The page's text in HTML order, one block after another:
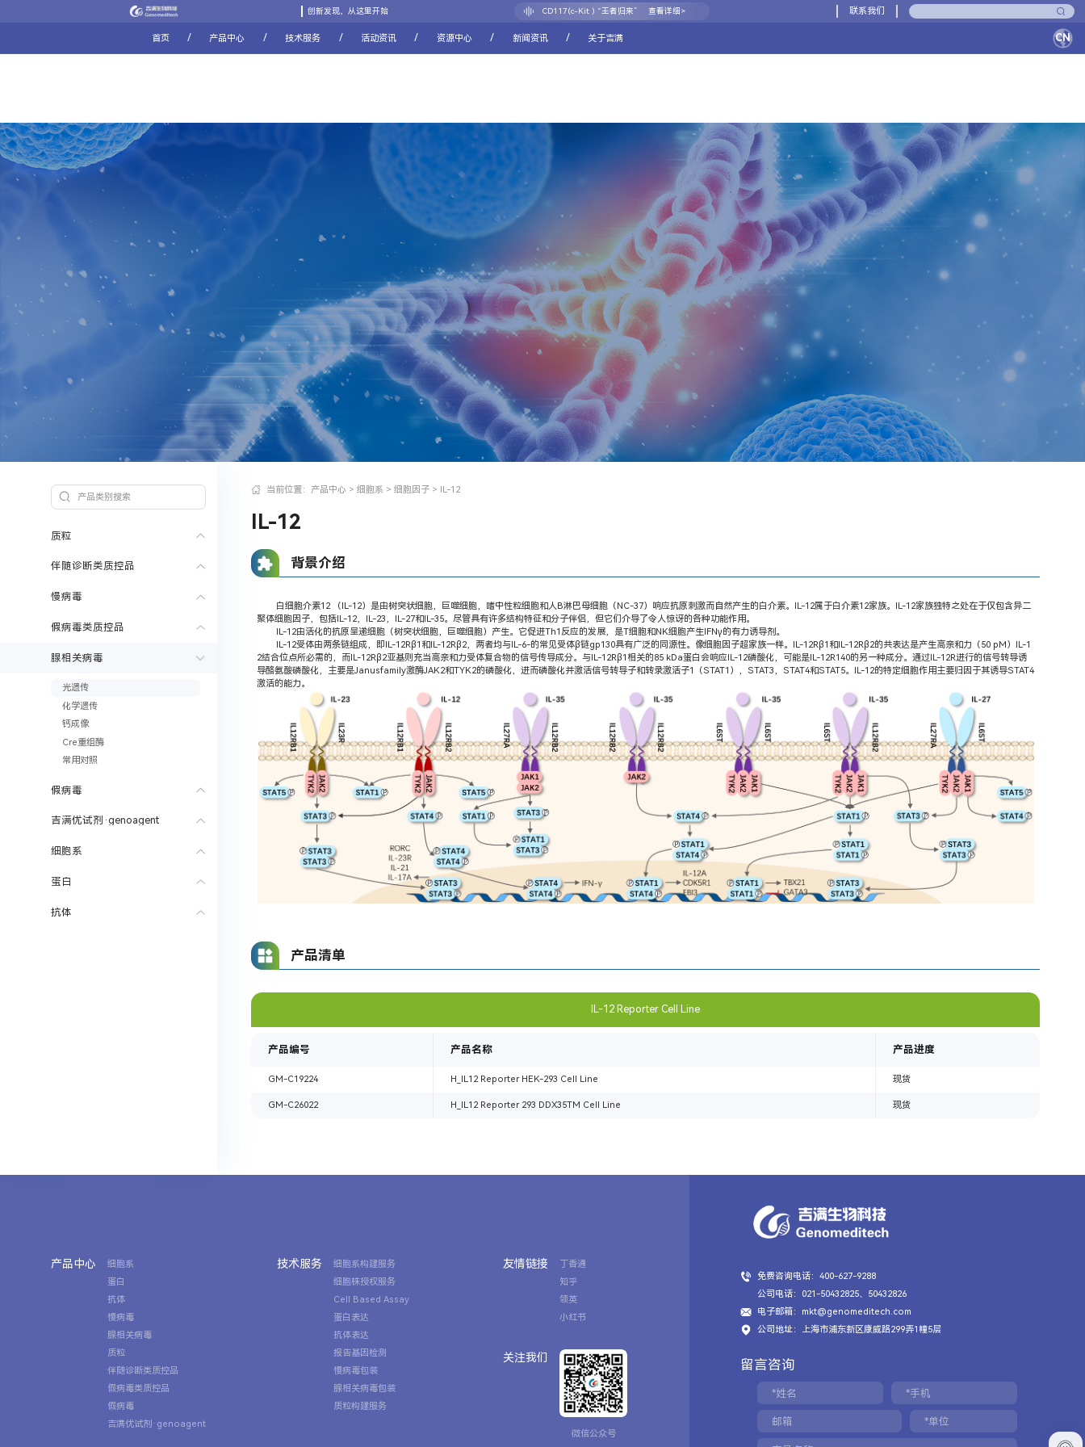
创新发现，从这里开始 CD117(c-Kit ) “王者归来”
查看详细>
联系我们
首页 / 产品中心 / 技术服务 / 活动资讯 / 资源中心 / 新闻资讯 / 关于吉满 CN
质粒
伴随诊断类质控品
慢病毒
假病毒类质控品
腺相关病毒
光遗传
化学遗传
钙成像
Cre重组酶
常用对照
假病毒
吉满优试剂·genoagent
细胞系
蛋白
抗体
当前位置： 产品中心 >细胞系 >细胞因子 > IL-12
IL-12
背景介绍
白细胞介素12 （IL-12）是由树突状细胞，巨噬细胞，嗜中性粒细胞和人B淋巴母细胞（NC-37）响应抗原刺激而自然产生的白介素。IL-12属于白介素12家族。IL-12家族独特之处在于仅包含异二
聚体细胞因子，包括IL-12，IL-23，IL-27和IL-35。尽管具有许多结构特征和分子伴侣，但它们介导了令人惊讶的各种功能作用。
IL-12由活化的抗原呈递细胞（树突状细胞，巨噬细胞）产生。它促进Th1反应的发展，是T细胞和NK细胞产生IFNγ的有力诱导剂。
IL-12受体由两条链组成，即IL-12Rβ1和IL-12Rβ2，两者均与IL-6-的常见受体β链gp130具有广泛的同源性。像细胞因子超家族一样。IL-12Rβ1和IL-12Rβ2的共表达是产生高亲和力（50 pM）IL-1
2结合位点所必需的，而IL-12Rβ2亚基则充当高亲和力受体复合物的信号传导成分。与IL-12Rβ1相关的85 kDa蛋白会响应IL-12磷酸化，可能是IL-12R140的另一种成分。通过IL-12R进行的信号转导诱
导酪氨酸磷酸化，主要是Janusfamily激酶JAK2和TYK2的磷酸化，进而磷酸化并激活信号转导子和转录激活子1（STAT1），STAT3，STAT4和STAT5。IL-12的特定细胞作用主要归因于其诱导STAT4
激活的能力。
产品清单
IL-12 Reporter Cell Line
产品编号 产品名称 产品进度
GM-C19224 H_IL12 Reporter HEK-293 Cell Line 现货
GM-C26022 H_IL12 Reporter 293 DDX35TM Cell Line 现货
产品中心
细胞系
蛋白
抗体
慢病毒
腺相关病毒
质粒
伴随诊断类质控品
假病毒类质控品
假病毒
吉满优试剂·genoagent
技术服务
细胞系构建服务
细胞株授权服务
Cell Based Assay
蛋白表达
抗体表达
报告基因检测
慢病毒包装
腺相关病毒包装
质粒构建服务
友情链接
丁香通
知乎
领英
小红书
关注我们
微信公众号
免费咨询电话：400-627-9288
公司电话：021-50432825、50432826
电子邮箱：mkt@genomeditech.com
公司地址：上海市浦东新区康威路299弄1幢5层
留言咨询